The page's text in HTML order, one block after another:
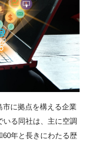
に拠点を構える企業
いる同社は、主に空調
年と長きにわたる歴